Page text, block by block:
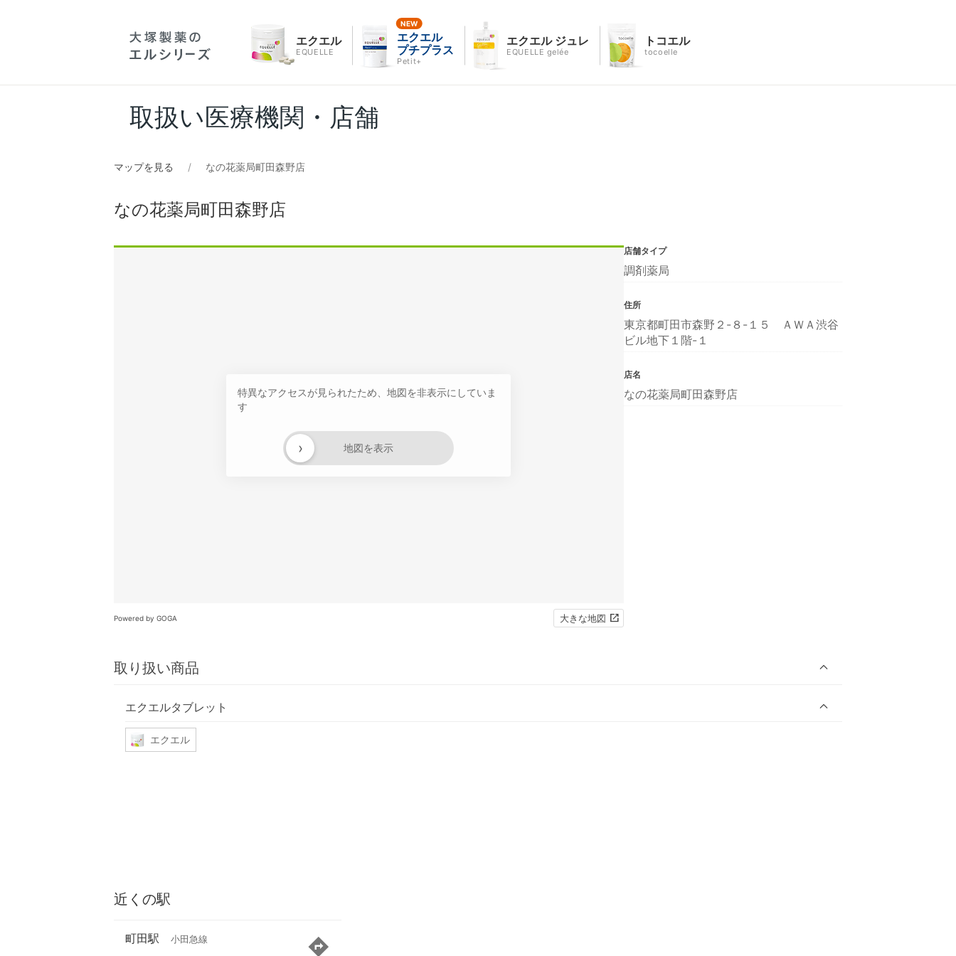
エクエル
EQUELLE
エクエル
プチプラス
Petit+
エクエル ジュレ
EQUELLE gelée
トコエル
tocoelle
取扱い医療機関・店舗
マップを見る なの花薬局町田森野店
なの花薬局町田森野店
特異なアクセスが見られたため、地図を非表示にしていま
す
地図を表示
›
Powered by GOGA 大きな地図
取り扱い商品
エクエルタブレット
エクエル
店舗タイプ
調剤薬局
住所
東京都町田市森野２-８-１５ ＡＷＡ渋谷
ビル地下１階-１
店名
なの花薬局町田森野店
近くの駅
町田駅 小田急線